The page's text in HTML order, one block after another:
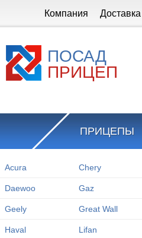
Компания Доставка
ПОСАД
ПРИЦЕП
ПРИЦЕПЫ
Acura Chery
Daewoo Gaz
Geely Great Wall
Haval Lifan